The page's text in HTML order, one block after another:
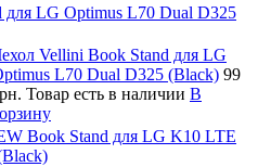
для LG Optimus L70 Dual D325
Vellini Book Stand для LG
L70 Dual D325 (Black) 99
Товар есть в наличии В
Book Stand для LG K10 LTE